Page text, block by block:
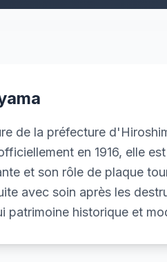
de la préfecture
en 1916, elle
et son rôle de plaque
avec soin après les
patrimoine historique et